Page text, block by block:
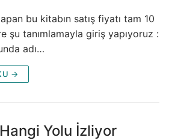
bu kitabın satış fiyatı tam 10
şu tanımlamayla giriş yapıyoruz :
adı…
→
Yolu İzliyor